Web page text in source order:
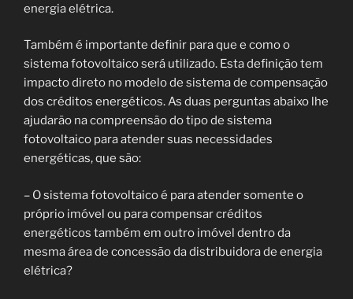
energia elétrica.
Também é importante definir para que e como o
sistema fotovoltaico será utilizado. Esta definição tem
impacto direto no modelo de sistema de compensação
dos créditos energéticos. As duas perguntas abaixo lhe
ajudarão na compreensão do tipo de sistema
fotovoltaico para atender suas necessidades
energéticas, que são:
– O sistema fotovoltaico é para atender somente o
próprio imóvel ou para compensar créditos
energéticos também em outro imóvel dentro da
mesma área de concessão da distribuidora de energia
elétrica?